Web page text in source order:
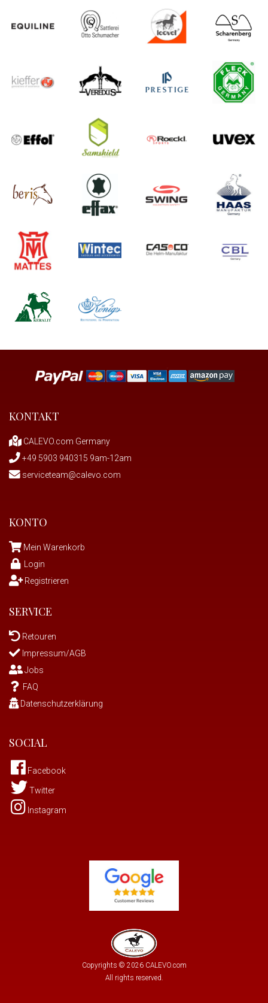
KONTAKT
CALEVO.com Germany
+49 5903 940315 9am-12am
serviceteam@calevo.com
KONTO
Mein Warenkorb
Login
Registrieren
SERVICE
Retouren
Impressum/AGB
Jobs
FAQ
Datenschutzerklärung
SOCIAL
Facebook
Twitter
Instagram
Copyrights © 2026 CALEVO.com
All rights reserved.